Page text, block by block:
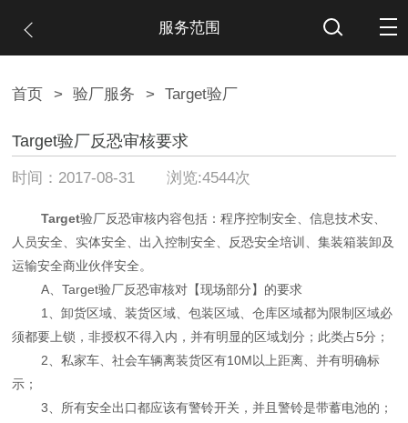
服务范围
首页 > 验厂服务 > Target验厂
Target验厂反恐审核要求
时间：2017-08-31 浏览:4544次
Target验厂反恐审核内容包括：程序控制安全、信息技术安、
人员安全、实体安全、出入控制安全、反恐安全培训、集装箱装卸及
运输安全商业伙伴安全。
A、Target验厂反恐审核对【现场部分】的要求
1、卸货区域、装货区域、包装区域、仓库区域都为限制区域必
须都要上锁，非授权不得入内，并有明显的区域划分；此类占5分；
2、私家车、社会车辆离装货区有10M以上距离、并有明确标
示；
3、所有安全出口都应该有警铃开关，并且警铃是带蓄电池的；